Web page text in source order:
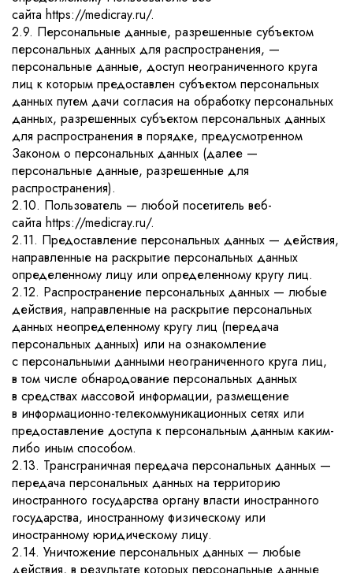
сайта https://medicray.ru/.
2.9. Персональные данные, разрешенные субъектом
персональных данных для распространения, —
персональные данные, доступ неограниченного круга
лиц к которым предоставлен субъектом персональных
данных путем дачи согласия на обработку персональных
данных, разрешенных субъектом персональных данных
для распространения в порядке, предусмотренном
Законом о персональных данных (далее —
персональные данные, разрешенные для
распространения).
2.10. Пользователь — любой посетитель веб-
сайта https://medicray.ru/.
2.11. Предоставление персональных данных — действия,
направленные на раскрытие персональных данных
определенному лицу или определенному кругу лиц.
2.12. Распространение персональных данных — любые
действия, направленные на раскрытие персональных
данных неопределенному кругу лиц (передача
персональных данных) или на ознакомление
с персональными данными неограниченного круга лиц,
в том числе обнародование персональных данных
в средствах массовой информации, размещение
в информационно-телекоммуникационных сетях или
предоставление доступа к персональным данным каким-
либо иным способом.
2.13. Трансграничная передача персональных данных —
передача персональных данных на территорию
иностранного государства органу власти иностранного
государства, иностранному физическому или
иностранному юридическому лицу.
2.14. Уничтожение персональных данных — любые